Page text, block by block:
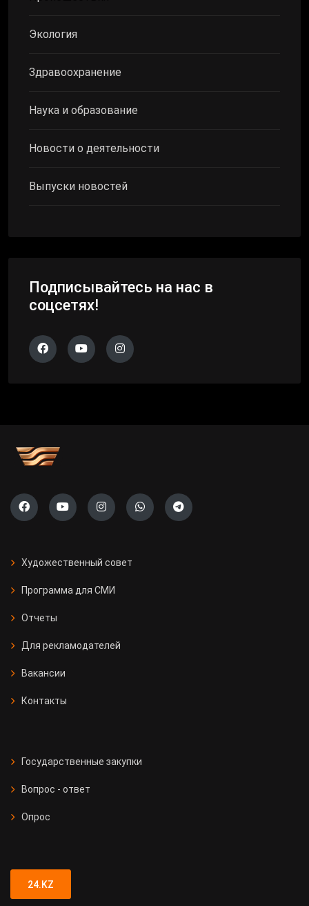
Экология
Здравоохранение
Наука и образование
Новости о деятельности
Выпуски новостей
Подписывайтесь на нас в
соцсетях!
Художественный совет
Программа для СМИ
Отчеты
Для рекламодателей
Вакансии
Контакты
Государственные закупки
Вопрос - ответ
Опрос
24.KZ